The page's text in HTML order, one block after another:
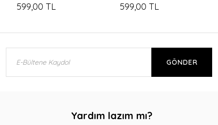
599,00 TL 599,00 TL
GÖNDER
Yardım lazım mı?